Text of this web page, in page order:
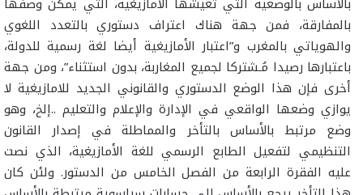
بالمفارقة، فمن جهة هناك اعتراف دستوري بالتعدد اللغوي
والهوياتي بالمغرب و”اعتبار الأمازيغية أيضا لغة رسمية للدولة،
باعتبارها رصيدا مُـشتركا لجميع المغاربة، بدون استثناء”، ومن جهة
أخرى فإن هذا الوضع الدستوري والقانوني الجديد للامازيغية لا
يوازي وضعها الواقعي في الإدارة والإعلام والتعليم ..إلخ، وهو
وضع مرتبط بالأساس بالتأخر والمماطلة في إصدار القانون
التنظيمي لتفعيل الطابع الرسمي للغة الأمازيغية، الذي نصت
عليه الفقرة الرابعة من الفصل الخامس من الدستور. ولئن كان